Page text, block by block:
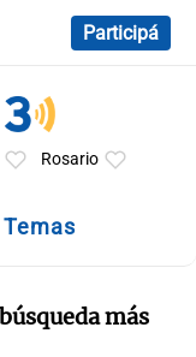
Participá
Rosario
más